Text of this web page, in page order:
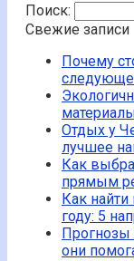
Поиск:
Свежие записи
Почему
Отдых у
лучшее
Как
прямым
Как
году: 5
Прогнозы
они